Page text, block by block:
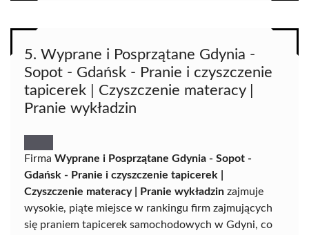
5. Wyprane i Posprzątane Gdynia -
Sopot - Gdańsk - Pranie i czyszczenie
tapicerek | Czyszczenie materacy |
Pranie wykładzin
Firma Wyprane i Posprzątane Gdynia - Sopot -
Gdańsk - Pranie i czyszczenie tapicerek |
Czyszczenie materacy | Pranie wykładzin zajmuje
wysokie, piąte miejsce w rankingu firm zajmujących
się praniem tapicerek samochodowych w Gdyni, co